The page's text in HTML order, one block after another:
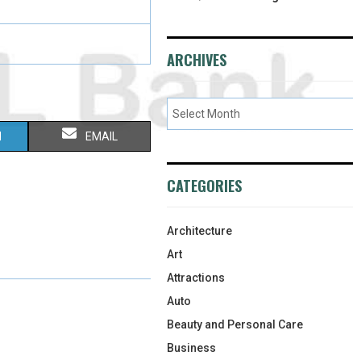
S
O
EMAIL
ARCHIVES
CATEGORIES
Architecture
Art
Attractions
Auto
Beauty and Personal Care
Business